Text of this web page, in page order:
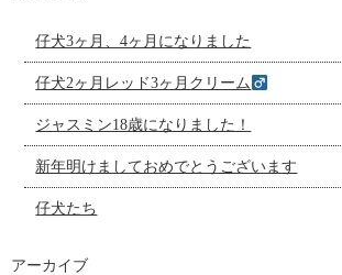
仔犬3ヶ月、4ヶ月になりました
仔犬2ヶ月レッド3ヶ月クリーム
ジャスミン18歳になりました！
新年明けましておめでとうございます
仔犬たち
アーカイブ